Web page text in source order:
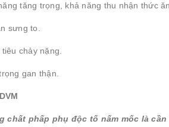
tăng trọng, khả năng thu nhận thức
sưng to.
chảy nặng.
gan thận.
chất phấp phụ độc tố nấm mốc là